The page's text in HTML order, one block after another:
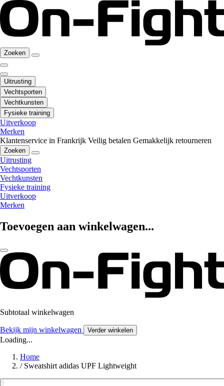
Zoeken
Uitrusting
Vechtsporten
Vechtkunsten
Fysieke training
Uitverkoop
Merken
Klantenservice in Frankrijk Veilig betalen Gemakkelijk retourneren
Zoeken
Uitrusting
Vechtsporten
Vechtkunsten
Fysieke training
Uitverkoop
Merken
Toevoegen aan winkelwagen...
Subtotaal winkelwagen
Bekijk mijn winkelwagen Verder winkelen
Loading...
Home
/ Sweatshirt adidas UPF Lightweight